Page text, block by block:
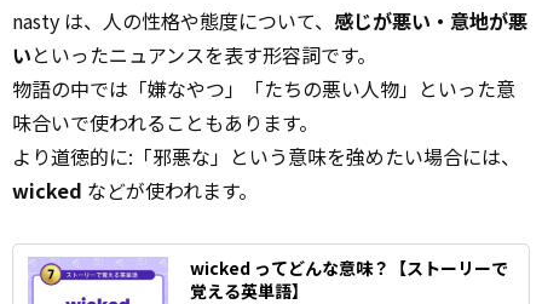
nasty は、人の性格や態度について、 感じが悪い・意地が悪
いといったニュアンスを表す形容詞です。
物語の中では「嫌なやつ」「たちの悪い人物」といった意
味合いで使われることもあります。
より道徳的に:「邪悪な」という意味を強めたい場合には、
wicked などが使われます。
wicked ってどんな意味？【ストーリーで
覚える英単語】